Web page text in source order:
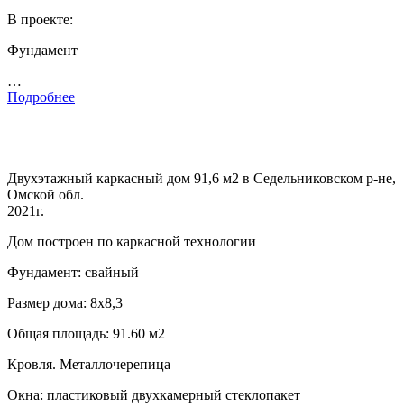
В проекте:
Фундамент
…
Подробнее
Двухэтажный каркасный дом 91,6 м2 в Седельниковском р-не,
Омской обл.
2021г.
Дом построен по каркасной технологии
Фундамент: свайный
Размер дома: 8х8,3
Общая площадь: 91.60 м2
Кровля. Металлочерепица
Окна: пластиковый двухкамерный стеклопакет